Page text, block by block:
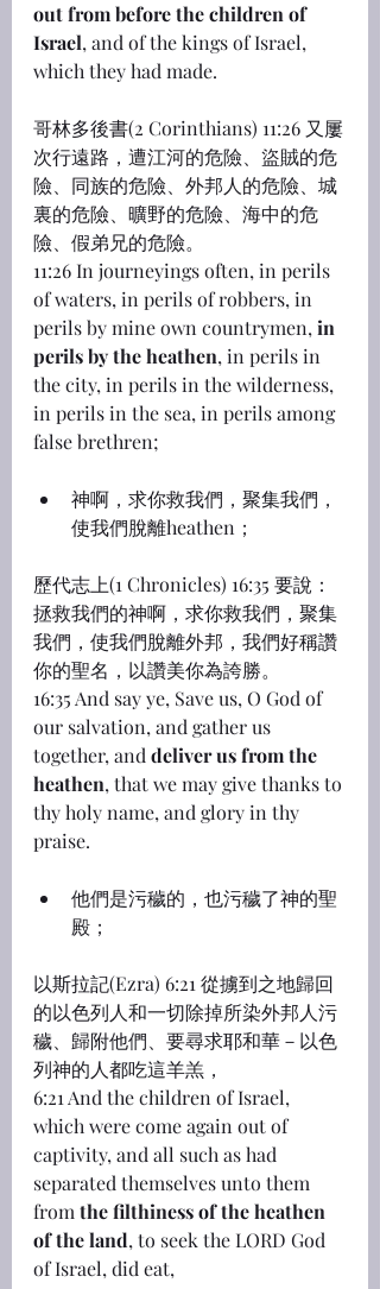
out from before the children of
Israel, and of the kings of Israel,
which they had made.
哥林多後書(2 Corinthians) 11:26 又屢
次行遠路，遭江河的危險、盜賊的危
險、同族的危險、外邦人的危險、城
裏的危險、曠野的危險、海中的危
險、假弟兄的危險。
11:26 In journeyings often, in perils
of waters, in perils of robbers, in
perils by mine own countrymen, in
perils by the heathen, in perils in
the city, in perils in the wilderness,
in perils in the sea, in perils among
false brethren;
神啊，求你救我們，聚集我們，
使我們脫離heathen；
歷代志上(1 Chronicles) 16:35 要說：
拯救我們的神啊，求你救我們，聚集
我們，使我們脫離外邦，我們好稱讚
你的聖名，以讚美你為誇勝。
16:35 And say ye, Save us, O God of
our salvation, and gather us
together, and deliver us from the
heathen, that we may give thanks to
thy holy name, and glory in thy
praise.
他們是污穢的，也污穢了神的聖
殿；
以斯拉記(Ezra) 6:21 從擄到之地歸回
的以色列人和一切除掉所染外邦人污
穢、歸附他們、要尋求耶和華－以色
列神的人都吃這羊羔，
6:21 And the children of Israel,
which were come again out of
captivity, and all such as had
separated themselves unto them
from the filthiness of the heathen
of the land, to seek the LORD God
of Israel, did eat,